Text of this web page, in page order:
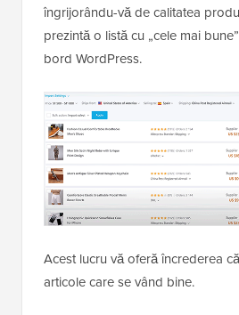
îngrijorându-vă de calitatea
prezintă o listă cu „cele mai
bord WordPress.
Acest lucru vă oferă încrederea
articole care se vând bine.